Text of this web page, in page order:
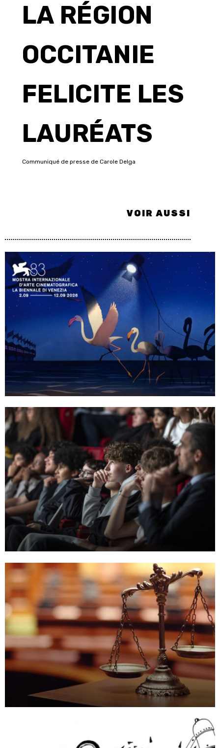
LA RÉGION
OCCITANIE
FELICITE LES
LAURÉATS
Communiqué de presse de Carole Delga
VOIR AUSSI